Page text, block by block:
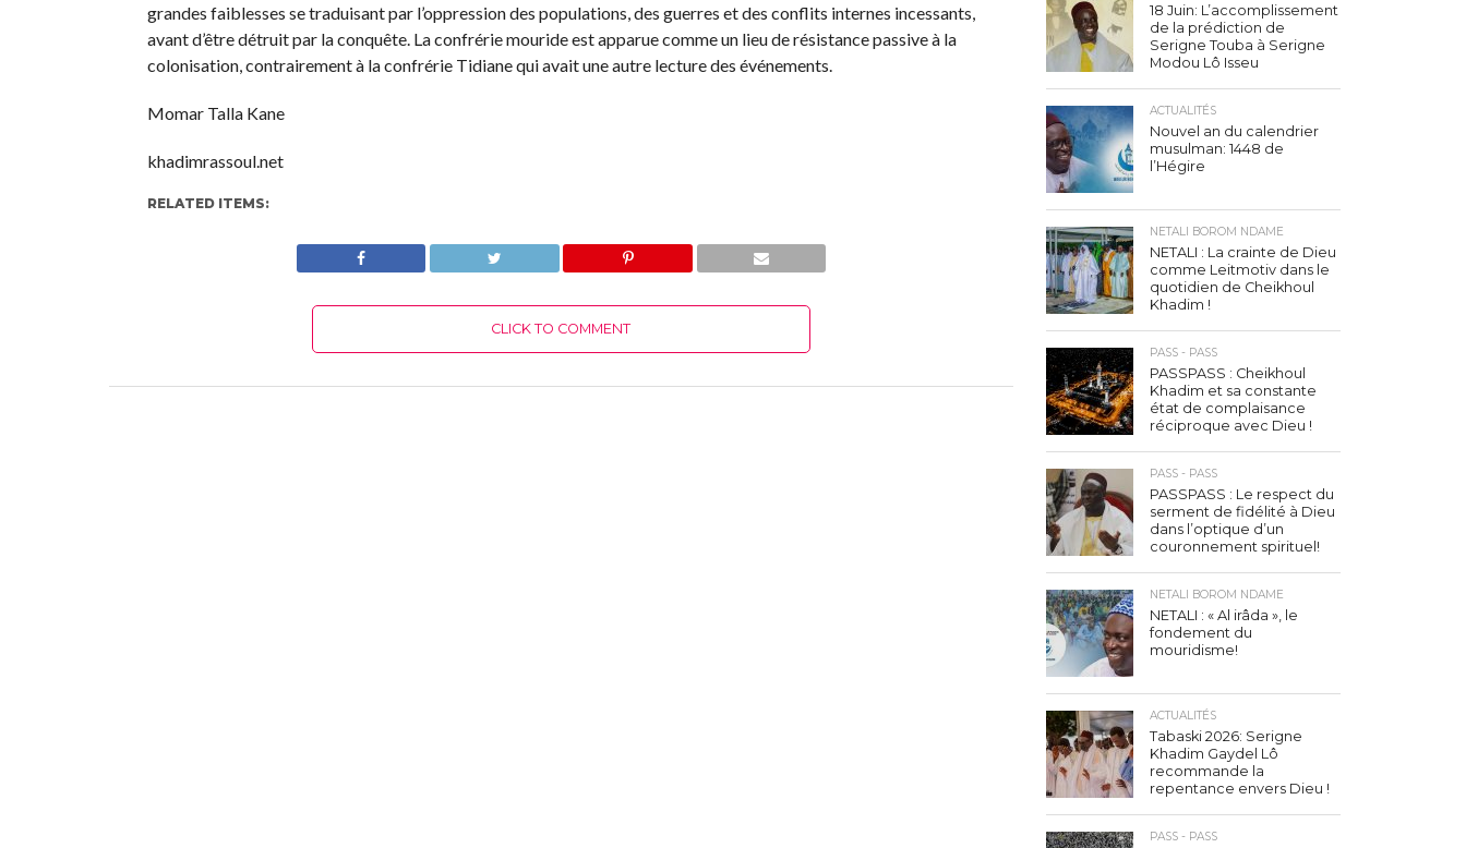
grandes faiblesses se traduisant par l’oppression des populations, des guerres et des conflits internes incessants,
avant d’être détruit par la conquête. La confrérie mouride est apparue comme un lieu de résistance passive à la
colonisation, contrairement à la confrérie Tidiane qui avait une autre lecture des événements.
Momar Talla Kane
khadimrassoul.net
RELATED ITEMS:
CLICK TO COMMENT
18 Juin: L’accomplissement
de la prédiction de
Serigne Touba à Serigne
Modou Lô Isseu
ACTUALITÉS
Nouvel an du calendrier
musulman: 1448 de
l’Hégire
NETALI BOROM NDAME
NETALI : La crainte de Dieu
comme Leitmotiv dans le
quotidien de Cheikhoul
Khadim !
PASS - PASS
PASSPASS : Cheikhoul
Khadim et sa constante
état de complaisance
réciproque avec Dieu !
PASS - PASS
PASSPASS : Le respect du
serment de fidélité à Dieu
dans l’optique d’un
couronnement spirituel!
NETALI BOROM NDAME
NETALI : « Al irâda », le
fondement du
mouridisme!
ACTUALITÉS
Tabaski 2026: Serigne
Khadim Gaydel Lô
recommande la
repentance envers Dieu !
PASS - PASS